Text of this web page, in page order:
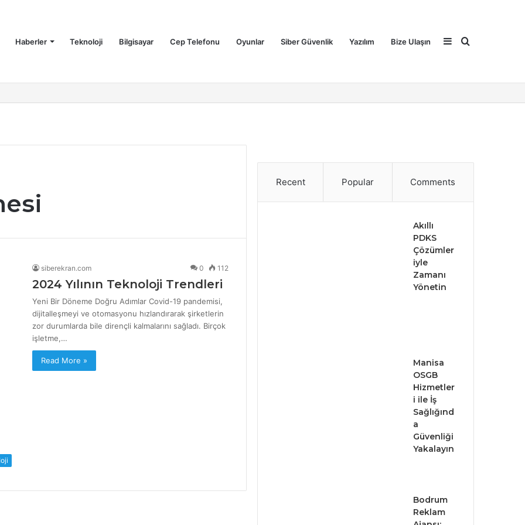
Haberler Teknoloji Bilgisayar Cep Telefonu Oyunlar Siber Güvenlik Yazılım Bize Ulaşın Search
Sidebar
siberekran.com 0 112
2024 Yılının Teknoloji Trendleri
Yeni Bir Döneme Doğru Adımlar Covid-19 pandemisi,
dijitalleşmeyi ve otomasyonu hızlandırarak şirketlerin
zor durumlarda bile dirençli kalmalarını sağladı. Birçok
işletme,…
Read More »
Recent Popular Comments
Akıllı
PDKS
Çözümler
iyle
Zamanı
Yönetin
Manisa
OSGB
Hizmetler
i ile İş
Sağlığınd
a
Güvenliği
Yakalayın
Bodrum
Reklam